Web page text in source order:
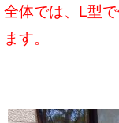
全体では、L型
ます。